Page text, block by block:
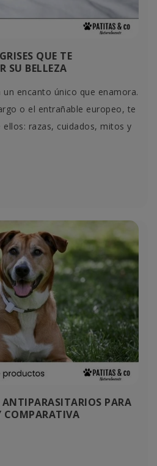
QUE TE
SU BELLEZA
encanto único que enamora.
o el entrañable europeo, te
razas, cuidados, mitos y
ANTIPARASITARIOS PARA
COMPARATIVA